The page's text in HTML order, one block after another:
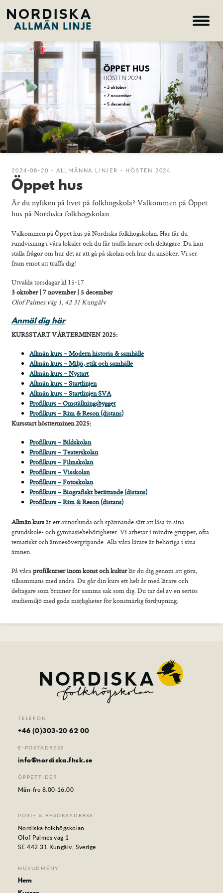
Allmän kurs
Kurser
Öppet hus
Behörigheter
Hem – Nordiska folkhögskolan
Om skolan
Nyheter
Konferens & B&B
Nordiska deltagare
2024-08-20 - ALLMÄNNA LINJER - HÖSTEN 2024
Öppet hus
Är du nyfiken på livet på folkhögskola? Välkommen på Öppet
hus på Nordiska folkhögskolan.
Välkommen på Öppet hus på Nordiska folkhögskolan. Här får du
rundvisning i våra lokaler och du får träffa lärare och deltagare. Du kan
ställa frågor om hur det är att gå på skolan och hur du ansöker. Vi ser
fram emot att träffa dig!
Utvalda torsdagar kl 15-17
3 oktober | 7 november| 5 december
Olof Palmes väg 1, 42 31 Kungälv
Anmäl dig här
KURSSTART VÅRTERMINEN 2025:
Allmän kurs – Modern historia & samhälle
Allmän kurs – Miljö, etik och samhälle
Allmän kurs – Nystart
Allmän kurs – Startlinjen
Allmän kurs – Startlinjen SVA
Profilkurs – Omställningsbygget
Profilkurs – Rim & Reson (distans)
Kursstart höstterminen 2025:
Profilkurs – Bildskolan
Profilkurs – Teaterskolan
Profilkurs – Filmskolan
Profilkurs – Visskolan
Profilkurs – Fotoskolan
Profilkurs – Biografiskt berättande (distans)
Profilkurs – Rim & Reson (distans)
Allmän kursär ett annorlunda och spännande sätt att läsa in sina
grundskole- och gymnasiebehörigheter. Vi arbetar i mindre grupper, ofta
tematiskt och ämnesövergripande. Alla våra lärare är behöriga i sina
ämnen.
På våraprofilkurser inom konst och kulturlär du dig genom att göra,
tillsammans med andra. Du går din kurs ett helt år med lärare och
deltagare som brinner för samma sak som dig. Du tar del av en seriös
studiemiljö med goda möjligheter för konstnärlig fördjupning.
TELEFON
+46 (0)303-20 62 00
E-POSTADRESS
info@nordiska.fhsk.se
ÖPPETTIDER
Mån-fre 8.00-16.00
POST- & BESÖKSADRESS
Nordiska folkhögskolan
Olof Palmes väg 1
SE 442 31 Kungälv, Sverige
HUVUDMENY
Hem